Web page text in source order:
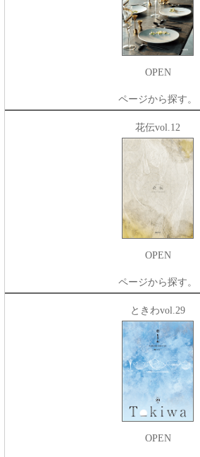
OPEN
ページから探す。
花伝vol.12
OPEN
ページから探す。
ときわvol.29
OPEN